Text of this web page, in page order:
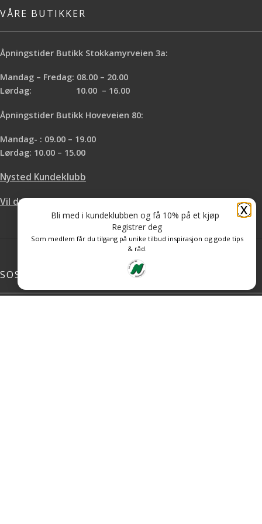
VÅRE BUTIKKER
Åpningstider Butikk Stokkamyrveien 3a:
Mandag – Fredag: 08.00 – 20.00
Lørdag: 10.00 – 16.00
Åpningstider Butikk Hoveveien 80:
Mandag- : 09.00 – 19.00
Lørdag: 10.00 – 15.00
Nysted Kundeklubb
Vil du leie hos oss?
SOSIALE MEDIER
X
Bli med i kundeklubben og få 10% på et kjøp
Registrer deg
Som medlem får du tilgang på unike tilbud inspirasjon og gode tips
& råd.